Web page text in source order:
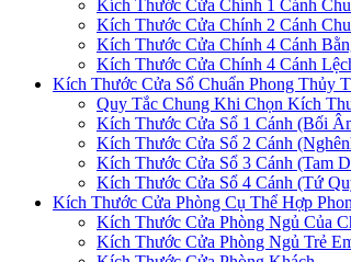
Kích Thước Cửa Chính 1 Cánh
Kích Thước Cửa Chính 2 Cánh
Kích Thước Cửa Chính 4 Cánh
Kích Thước Cửa Chính 4 Cánh
Kích Thước Cửa Sổ Chuẩn Phong Thủy
Quy Tắc Chung Khi Chọn Kích
Kích Thước Cửa Sổ 1 Cánh (Bối
Kích Thước Cửa Sổ 2 Cánh
Kích Thước Cửa Sổ 3 Cánh (Tam
Kích Thước Cửa Sổ 4 Cánh (Tứ
Kích Thước Cửa Phòng Cụ Thể Hợp
Kích Thước Cửa Phòng Ngủ Của
Kích Thước Cửa Phòng Ngủ Trẻ